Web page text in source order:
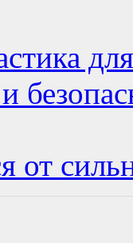
от